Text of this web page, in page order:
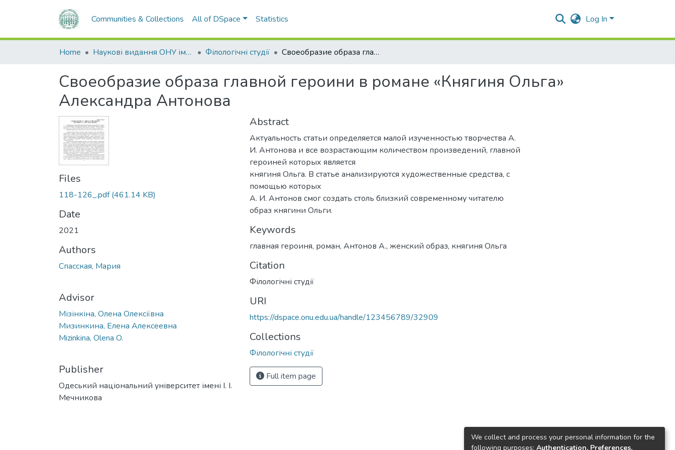
Communities & Collections All of DSpace Statistics Log In
Home Наукові видання ОНУ імені І. І. Мечникова Філологічні студії Своеобразие образа главной героини в романе «Княгиня Ольга» Александра Антонова
Своеобразие образа главной героини в романе «Княгиня Ольга»
Александра Антонова
Files
118-126_.pdf(461.14 KB)
Date
2021
Authors
Спасская, Мария
Advisor
Мізінкіна, Олена Олексіївна
Мизинкина, Елена Алексеевна
Mizinkina, Olena O.
Publisher
Одеський національний університет імені І. І.
Мечникова
Abstract
Актуальность статьи определяется малой изученностью творчества А.
И. Антонова и все возрастающим количеством произведений, главной
героиней которых является
княгиня Ольга. В статье анализируются художественные средства, с
помощью которых
А. И. Антонов смог создать столь близкий современному читателю
образ княгини Ольги.
Keywords
главная героиня, роман, Антонов А., женский образ, княгиня Ольга
Citation
Філологічні студії
URI
https://dspace.onu.edu.ua/handle/123456789/32909
Collections
Філологічні студії
Full item page
We collect and process your personal information for the
following purposes: Authentication, Preferences,